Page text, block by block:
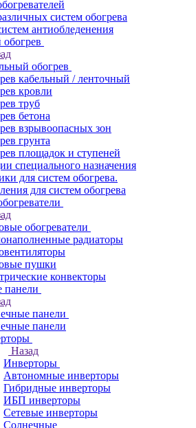
систем обогрева
антиобледенения
обогрев
кабельный / ленточный
кровли
труб
бетона
взрывоопасных зон
грунта
площадок и ступеней
специального назначения
для систем обогрева.
для систем обогрева
обогреватели
радиаторы
пушки
конвекторы
панели
панели
панели
Назад
Инверторы
Автономные инверторы
Гибридные инверторы
ИБП инверторы
Сетевые инверторы
Солнечные